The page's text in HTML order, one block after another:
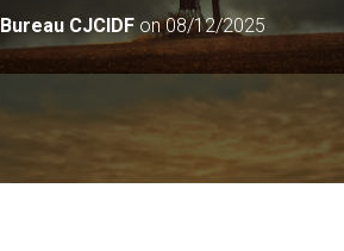
Bureau CJCIDFon08/12/2025